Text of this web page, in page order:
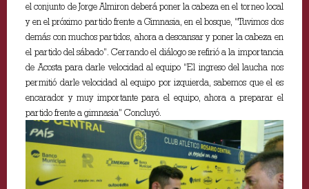
el conjunto de Jorge Almiron deberá poner la cabeza en el torneo local
y en el próximo partido frente a Gimnasia, en el bosque, “Tuvimos dos
demás con muchos partidos, ahora a descansar y poner la cabeza en
el partido del sábado”. Cerrando el diálogo se refirió a la importancia
de Acosta para darle velocidad al equipo “El ingreso del laucha nos
permitió darle velocidad al equipo por izquierda, sabemos que el es
encarador y muy importante para el equipo, ahora a preparar el
partido frente a gimnasia” Concluyó.